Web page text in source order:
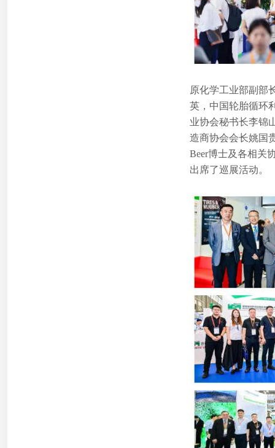
原化学工业部副部
英，中国轮胎循环
业协会秘书长李锦
造商协会会长姚国
Beer博士及各相关
出席了巡展活动。